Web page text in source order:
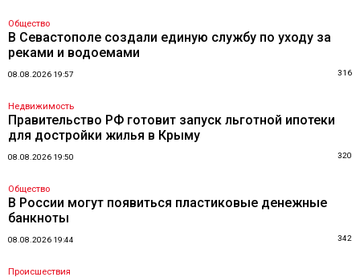
Общество
В Севастополе создали единую службу по уходу за
реками и водоемами
08.08.2026 19:57 316
Недвижимость
Правительство РФ готовит запуск льготной ипотеки
для достройки жилья в Крыму
08.08.2026 19:50 320
Общество
В России могут появиться пластиковые денежные
банкноты
08.08.2026 19:44 342
Происшествия